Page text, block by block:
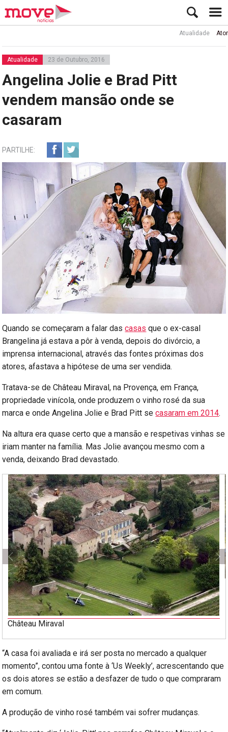
Atualidade Ator Rui
Atualidade 23 de Outubro, 2016
Angelina Jolie e Brad Pitt
vendem mansão onde se
casaram
PARTILHE:
Quando se começaram a falar dascasas que o ex-casal
Brangelina já estava a pôr à venda, depois do divórcio, a
imprensa internacional, através das fontes próximas dos
atores, afastava a hipótese de uma ser vendida.
Tratava-se de Château Miraval, na Provença, em França,
propriedade vinícola, onde produzem o vinho rosé da sua
marca e onde Angelina Jolie e Brad Pitt secasaram em 2014.
Na altura era quase certo que a mansão e respetivas vinhas se
iriam manter na família. Mas Jolie avançou mesmo com a
venda, deixando Brad devastado.
Château Miraval
“A casa foi avaliada e irá ser posta no mercado a qualquer
momento”, contou uma fonte à ‘Us Weekly’, acrescentando que
os dois atores se estão a desfazer de tudo o que compraram
em comum.
A produção de vinho rosé também vai sofrer mudanças.